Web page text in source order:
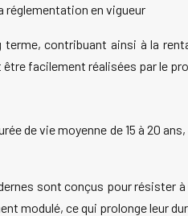
réglementation en vigueur
contribuant ainsi à la
facilement réalisées par le
de vie moyenne de 15 à 20
sont conçus pour
modulé, ce qui prolonge leur